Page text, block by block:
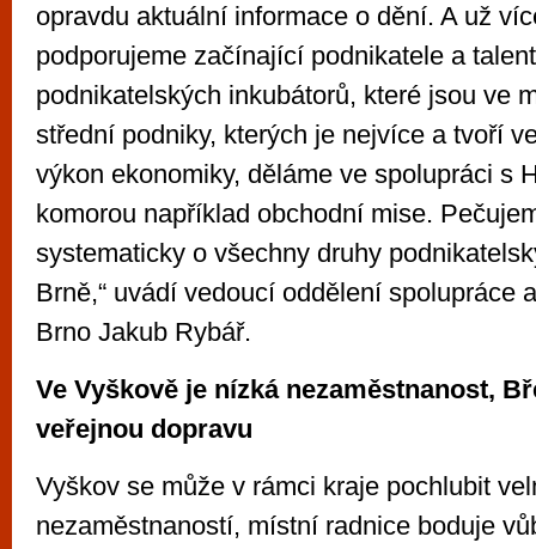
opravdu aktuální informace o dění. A už
podporujeme začínající podnikatele a
podnikatelských inkubátorů, které jsou ve
střední podniky, kterých je nejvíce a tvoří
výkon ekonomiky, děláme ve spolupráci s
komorou například obchodní mise.
systematicky o všechny druhy
Brně,“ uvádí vedoucí oddělení spolupráce
Brno Jakub Rybář.
Ve Vyškově je nízká nezaměstnanost,
veřejnou dopravu
Vyškov se může v rámci kraje pochlubit
nezaměstnaností, místní radnice boduje